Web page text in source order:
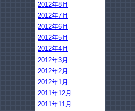
2012年8月
2012年7月
2012年6月
2012年5月
2012年4月
2012年3月
2012年2月
2012年1月
2011年12月
2011年11月